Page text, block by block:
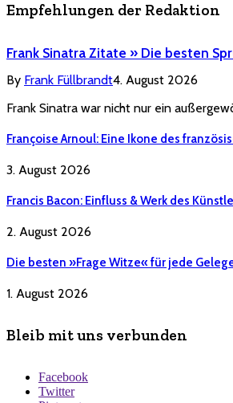
Empfehlungen der Redaktion
Frank Sinatra Zitate » Die besten
By Frank Füllbrandt4. August 2026
Frank Sinatra war nicht nur ein
Françoise Arnoul: Eine Ikone des
3. August 2026
Francis Bacon: Einfluss & Werk des
2. August 2026
Die besten »Frage Witze« für jede
1. August 2026
Bleib mit uns verbunden
Facebook
Twitter